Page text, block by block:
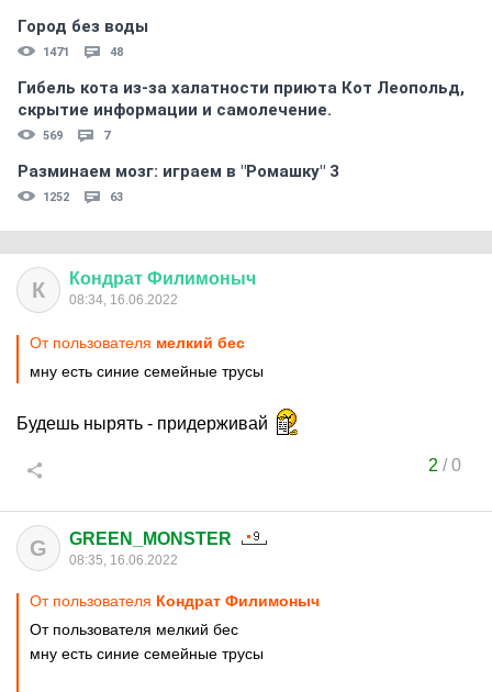
Город без воды
1471 48
Гибель кота из-за халатности приюта Кот Леопольд,
скрытиe информации и самолечение.
569 7
Разминаем мозг: играем в "Ромашку" 3
1252 63
К Кондрат Филимоныч
08:34, 16.06.2022
От пользователя мелкий бес
мну есть синие семейные трусы
Будешь нырять - придерживай
2 /0
G GREEN_MONSTER
08:35, 16.06.2022
От пользователя Кондрат Филимоныч
От пользователя мелкий бес
мну есть синие семейные трусы